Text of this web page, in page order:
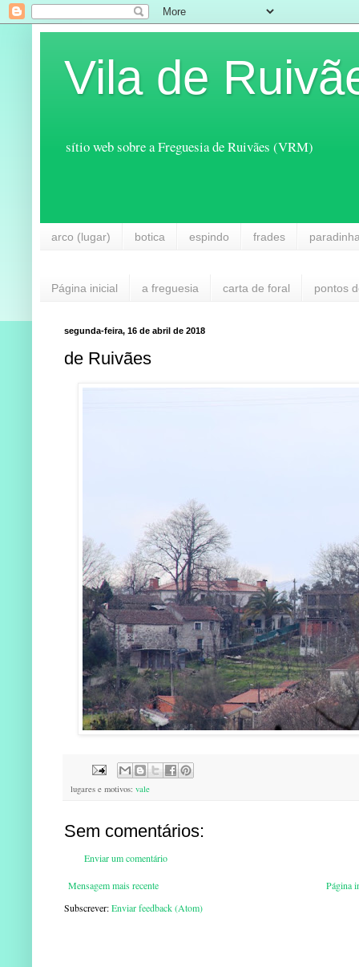
Vila de
sítio web sobre a Freguesia de Ruivães (VRM)
arco (lugar) botica espindo frades
Página inicial a freguesia carta de foral pontos
segunda-feira, 16 de abril de 2018
de Ruivães
lugares e motivos: vale
Sem comentários:
Enviar um comentário
Mensagem mais recente
Página
Subscrever:Enviar feedback (Atom)